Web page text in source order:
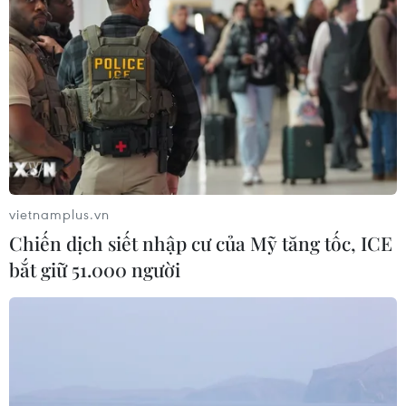
trí các chỉ huy tại mặt trận Ukraine
05/08/2026 15:26
Đâm dao ở trung tâm London, một
nữ nghi phạm bị bắt giữ
05/08/2026 15:07
Nhiều chuyến bay tại Đức chuyển
hướng do vật thể bay gần đường
băng
vietnamplus.vn
Chiến dịch siết nhập cư của Mỹ tăng tốc, ICE
bắt giữ 51.000 người